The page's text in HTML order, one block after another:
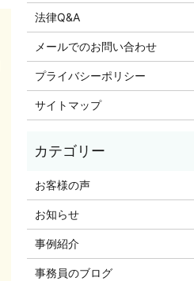
法律Q&A
メールでのお問い合わせ
プライバシーポリシー
サイトマップ
お客様の声
お知らせ
事例紹介
事務員のブログ